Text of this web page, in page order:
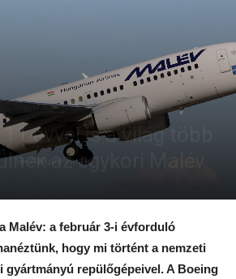
magyar légiközlekedés
évvel is a világ több
az egykori Malév
Malév: a február 3-i évforduló
hogy mi történt a nemzeti
gyártmányú repülőgépeivel. A Boeing